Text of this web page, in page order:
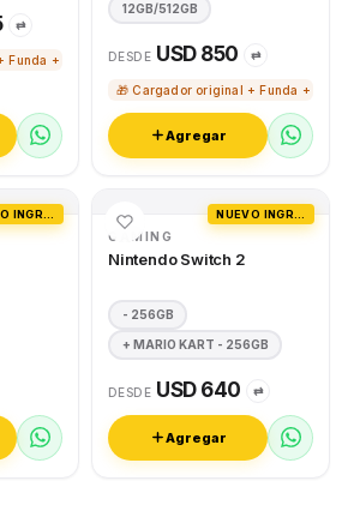
⇄
Funda + Vidrio templado
12GB/512GB
DESDE USD 850 ⇄
🎁 Cargador original + Funda +
Agregar
GAMING
Nintendo Switch 2
- 256GB
+ MARIO KART - 256GB
DESDE USD 640 ⇄
Agregar